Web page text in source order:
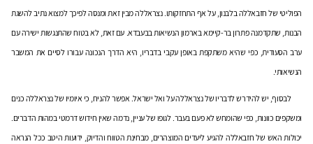
הפוליטי של חזבאללה בלבנון, על אף התחזקותו. נצראללה מבין זאת ומנסה לפיכך למצוא נתיב להשגת
הבנות, שתקדמנה פתרון בר-קיימא בארמון הנשיאות בבעבדא. עם זאת, לא בטוח שהתנגשות ישירה עם
ערב הסעודית, כפי שהיא משתקפת באופן עקבי בדבריו, היא הדרך הנכונה עבורו לסיים את המשבר
הנשיאותי.
לבסוף, יש להידרש לדבריו של נצראללה על ואל ישראל. אפשר להניח, כי איומיו של נצראללה כנים
ומשקפים כוונות, כפי שהומחש לא פעם בעבר. לגופו של עניין, נדמה שאין חידוש דרמטי במהות הדברים.
יכולות האש של חזבאללה להגיע ליעדים המוצהרים, מבחינת הטווח והדיוק, ידועות היטב ככל הנראה